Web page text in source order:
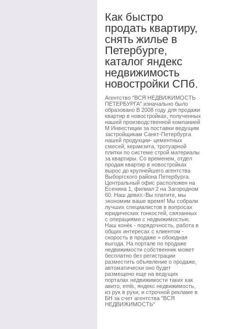
Как быстро
продать квартиру,
снять жилье в
Петербурге,
каталог яндекс
недвижимость
новостройки СПб.
Агентство "ВСЯ НЕДВИЖИМОСТЬ
ПЕТЕРБУРГА" изначально было
образовано В 2008 году для продажи
квартир в новостройках, полученных
нашей производственной компанией
М Инвестиции за поставки ведущим
застройщикам Санкт-Петербурга
нашей продукции- цементных
смесей, керамзита, тротуарной
плитки по системе строй материалы
за квартиры. Со временем, отдел
продаж квартир в новостройках
вырос до крупнейшего агентства
Выборгского района Петербурга.
Центральный офис расположен на
Есенина 1, филиал 2 на Загородном
60. Наш девиз:-Вы платите, мы
экономим ваше время! Мы собрали
лучших специалистов в вопросах
юридических тонкостей, связанных
с операциями с недвижимостью.
Наш конёк - порядочность, работа в
общих интересах с клиентом -
скорость в продаже = обоюдная
выгода. На портале по продаже
недвижимости собственник может
бесплатно без регистрации
разместить объявление о продаже,
автоматически оно будет
размещено еще на ведущих
порталах недвижимости таких как
авито, emls, яндекс недвижимость,
из рук в руки, и строчной рекламе в
БН за счет агентства "ВСЯ
НЕДВИЖИМОСТЬ"